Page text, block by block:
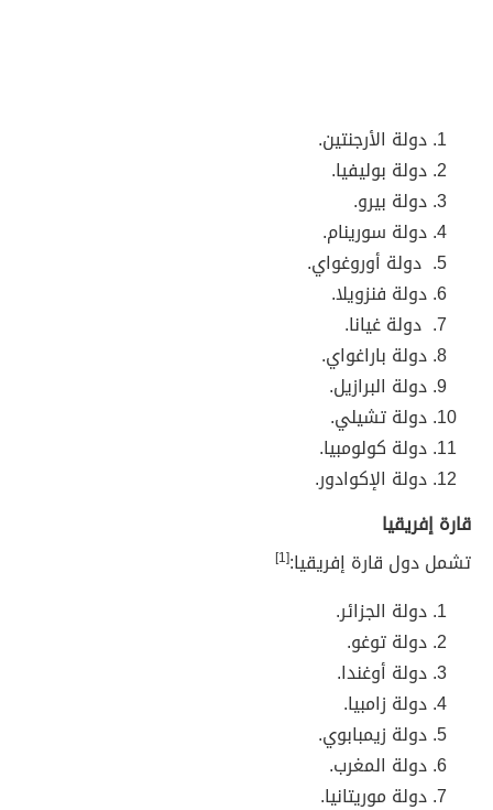
دولة الأرجنتين.
دولة بوليفيا.
دولة بيرو.
دولة سورينام.
دولة أوروغواي.
دولة فنزويلا.
دولة غيانا.
دولة باراغواي.
دولة البرازيل.
دولة تشيلي.
دولة كولومبيا.
دولة الإكوادور.
قارة إفريقيا
تشمل دول قارة إفريقيا:[1]
دولة الجزائر.
دولة توغو.
دولة أوغندا.
دولة زامبيا.
دولة زيمبابوي.
دولة المغرب.
دولة موريتانيا.